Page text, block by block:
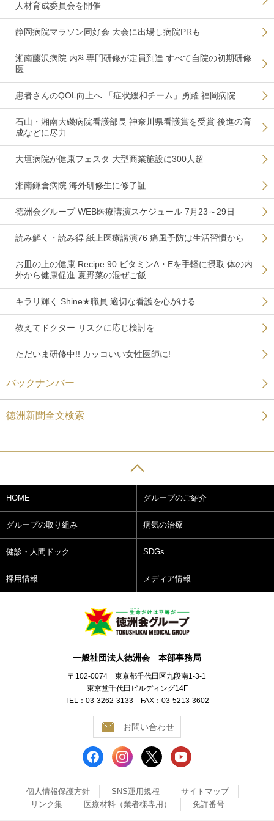
人材育成委員会を開催
静岡病院マラソン同好会 大会に出場し病院PRも
湘南藤沢病院 内科専門研修が定員到達 すべて自院の初期研修
医
患者さんのQOL向上へ 「症状緩和チーム」勇躍 福岡病院
石山・湘南大磯病院看護部長 神奈川県看護賞を受賞 後進の育
成などに尽力
大垣病院が健康フェスタ 大型商業施設に300人超
湘南鎌倉病院 海外研修生に修了証
徳洲会グループ WEB医療講演スケジュール 7月23～29日
読み解く・読み得 紙上医療講演76 痛風予防は生活習慣から
お皿の上の健康 Recipe 90 ビタミンA・Eを手軽に摂取 体の内
外から健康促進 夏野菜の混ぜご飯
キラリ輝く Shine★職員 適切な看護を心がける
教えてドクター リスクに応じ検討を
ただいま研修中!! カッコいい女性医師に!
バックナンバー
徳洲新聞全文検索
HOME グループのご紹介
グループの取り組み 病気の治療
健診・人間ドック SDGs
採用情報 メディア情報
一般社団法人徳洲会 本部事務局
〒102-0074 東京都千代田区九段南1-3-1
東京堂千代田ビルディング14F
TEL：03-3262-3133 FAX：03-5213-3602
お問い合わせ
個人情報保護方針 SNS運用規程
サイトマップ
リンク集
医療材料（業者様専用） 免許番号